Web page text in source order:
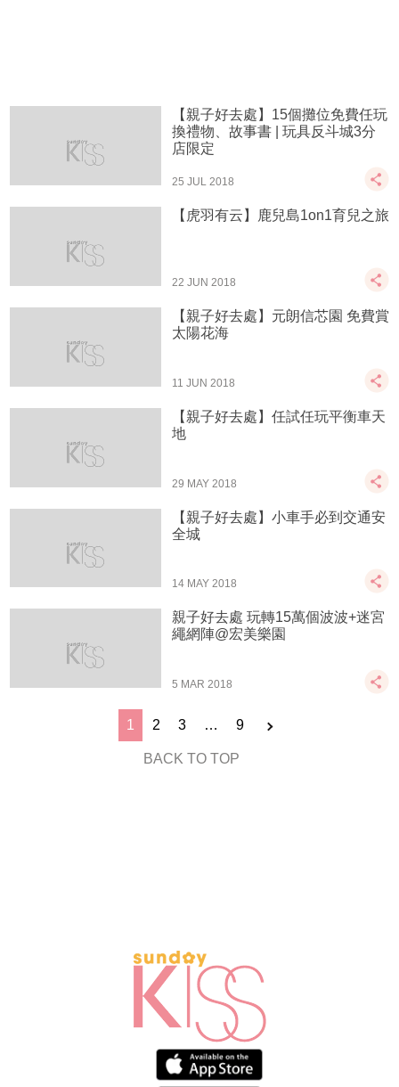
【親子好去處】15個攤位免費任玩
換禮物、故事書 | 玩具反斗城3分
店限定
25 JUL 2018
【虎羽有云】鹿兒島1on1育兒之旅
22 JUN 2018
【親子好去處】元朗信芯園 免費賞
太陽花海
11 JUN 2018
【親子好去處】任試任玩平衡車天
地
29 MAY 2018
【親子好去處】小車手必到交通安
全城
14 MAY 2018
親子好去處 玩轉15萬個波波+迷宮
繩網陣@宏美樂園
5 MAR 2018
1 2 3 … 9
BACK TO TOP